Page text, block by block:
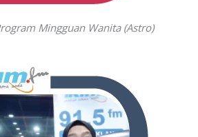
Mingguan Wanita (Astro)